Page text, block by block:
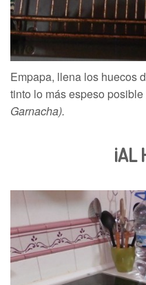
Empapa, llena los huecos
tinto lo más espeso posible
Garnacha).
¡AL